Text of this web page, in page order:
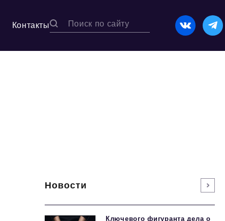
Контакты
Новости
Ключевого фигуранта дела о